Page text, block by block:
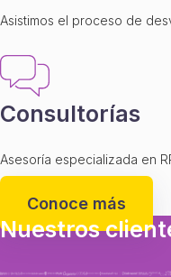
Asistimos el proceso de
Consultorías
Asesoría especializada en
Conoce más
Nuestros